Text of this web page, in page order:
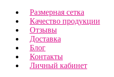
Размерная сетка
Качество продукции
Отзывы
Доставка
Блог
Контакты
Личный кабинет